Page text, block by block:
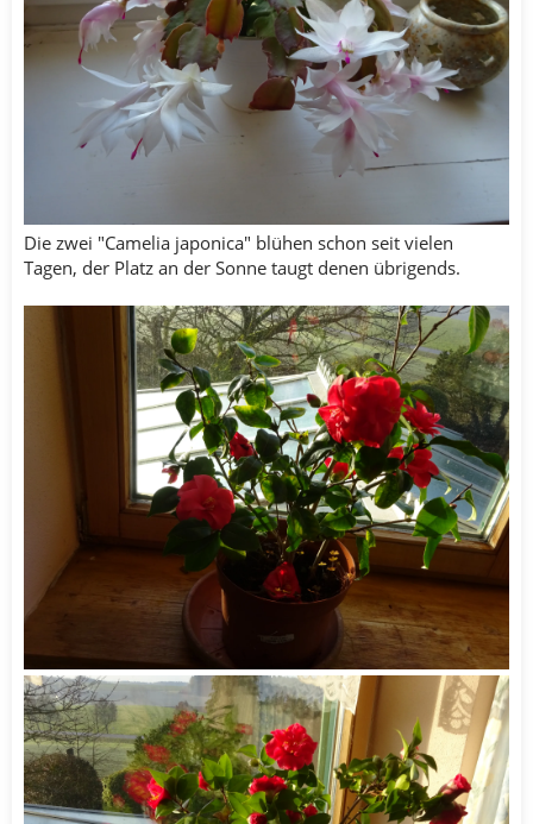
Die zwei "Camelia japonica" blühen schon seit vielen
Tagen, der Platz an der Sonne taugt denen übrigends.